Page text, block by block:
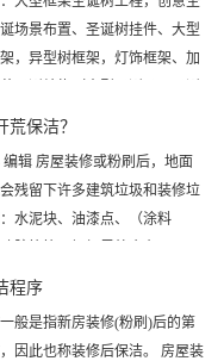
场景布置、圣诞树挂件、大型
，异型树框架，灯饰框架、加
荒保洁？
辑 房屋装修或粉刷后，地面
残留下许多建筑垃圾和装修垃
水泥块、油漆点、（涂料
程序
般是指新房装修(粉刷)后的第
因此也称装修后保洁。 房屋装